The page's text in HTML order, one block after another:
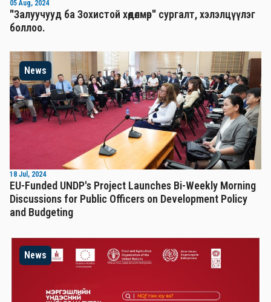
05 Aug, 2024
"Залуучууд ба Зохистой хөдөлмөр" сургалт, хэлэлцүүлэг
боллоо.
News
18 Jul, 2024
EU-Funded UNDP's Project Launches Bi-Weekly Morning
Discussions for Public Officers on Development Policy
and Budgeting
News